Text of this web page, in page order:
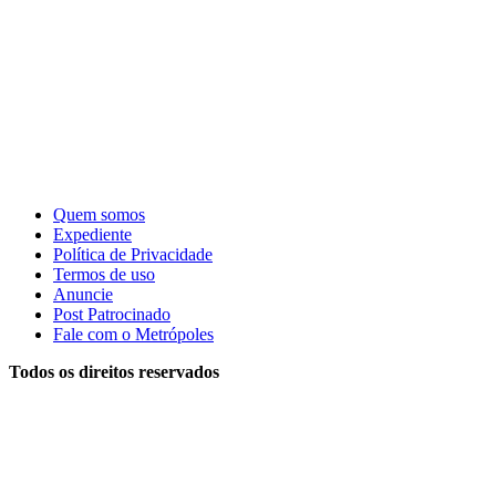
Quem somos
Expediente
Política de Privacidade
Termos de uso
Anuncie
Post Patrocinado
Fale com o Metrópoles
Todos os direitos reservados